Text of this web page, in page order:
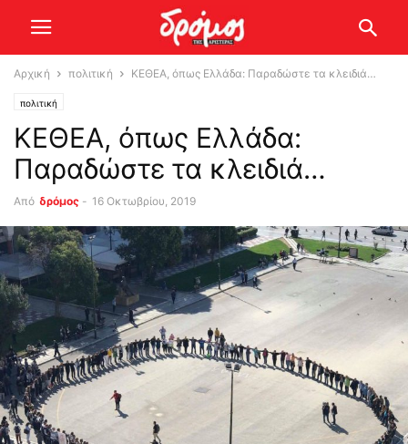
Αρχική πολιτική ΚΕΘΕΑ, όπως Ελλάδα: Παραδώστε τα κλειδιά…
πολιτική
ΚΕΘΕΑ, όπως Ελλάδα:
Παραδώστε τα κλειδιά…
Από δρόμος - 16 Οκτωβρίου, 2019